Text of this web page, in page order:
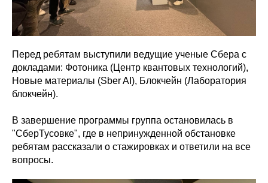
Перед ребятам выступили ведущие ученые Сбера с
докладами: Фотоника (Центр квантовых технологий),
Новые материалы (Sber AI), Блокчейн (Лаборатория
блокчейн).
В завершение программы группа остановилась в
"СберТусовке", где в непринужденной обстановке
ребятам рассказали о стажировках и ответили на все
вопросы.